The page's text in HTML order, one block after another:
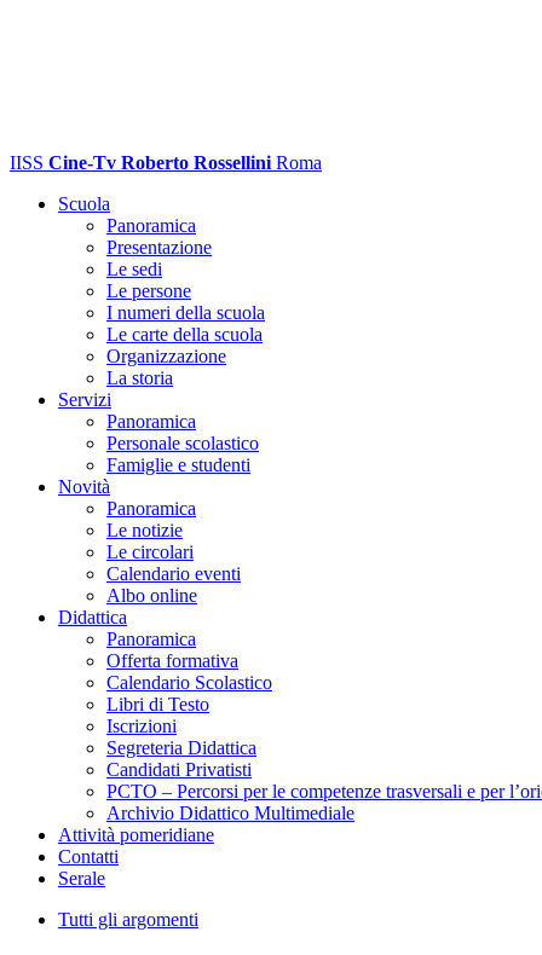
IISS Cine-Tv Roberto Rossellini Roma
Scuola
Panoramica
Presentazione
Le sedi
Le persone
I numeri della scuola
Le carte della scuola
Organizzazione
La storia
Servizi
Panoramica
Personale scolastico
Famiglie e studenti
Novità
Panoramica
Le notizie
Le circolari
Calendario eventi
Albo online
Didattica
Panoramica
Offerta formativa
Calendario Scolastico
Libri di Testo
Iscrizioni
Segreteria Didattica
Candidati Privatisti
PCTO – Percorsi per le competenze trasversali e per
Archivio Didattico Multimediale
Attività pomeridiane
Contatti
Serale
Tutti gli argomenti